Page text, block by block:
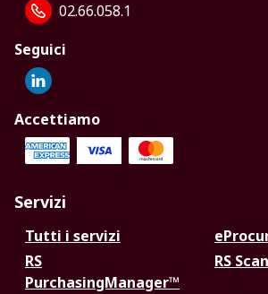
02.66.058.1
Seguici
Accettiamo
Servizi
Tutti i servizi
RS
PurchasingManager™
RS